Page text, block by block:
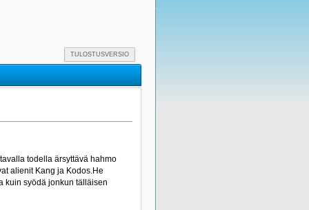
TULOSTUSVERSIO
todella ärsyttävä hahmo
alienit Kang ja Kodos.He
kuin syödä jonkun tälläisen